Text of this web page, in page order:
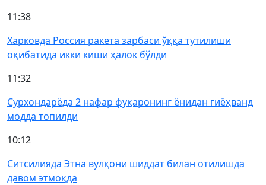
11:38
Харковда Россия ракета зарбаси ўққа тутилиши
оқибатида икки киши ҳалок бўлди
11:32
Сурхондарёда 2 нафар фуқаронинг ёнидан гиёҳванд
модда топилди
10:12
Ситсилияда Этна вулқони шиддат билан отилишда
давом этмоқда